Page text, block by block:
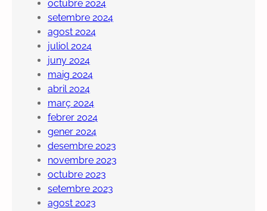
octubre 2024
setembre 2024
agost 2024
juliol 2024
juny 2024
maig 2024
abril 2024
març 2024
febrer 2024
gener 2024
desembre 2023
novembre 2023
octubre 2023
setembre 2023
agost 2023